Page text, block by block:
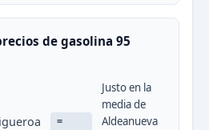
de gasolina 95
=
Justo en la
media de
Aldeanueva